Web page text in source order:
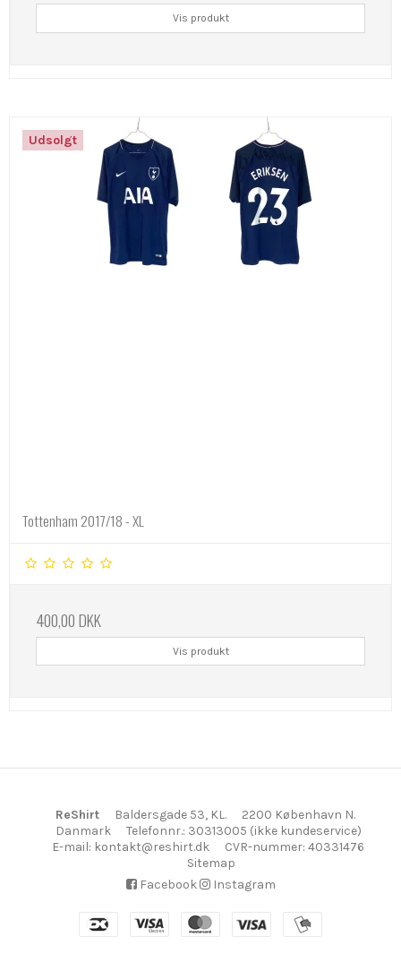
Vis produkt
Udsolgt
Tottenham 2017/18 - XL
400,00 DKK
Vis produkt
ReShirt Baldersgade 53, KL.
2200 København N.
Danmark
Telefonnr.: 30313005 (ikke kundeservice)
E-mail: kontakt@reshirt.dk CVR-nummer: 40331476
Sitemap
Facebook
Instagram